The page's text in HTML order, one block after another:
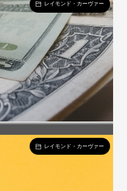
レイモンド・カーヴァー
レイモンド・カーヴァー